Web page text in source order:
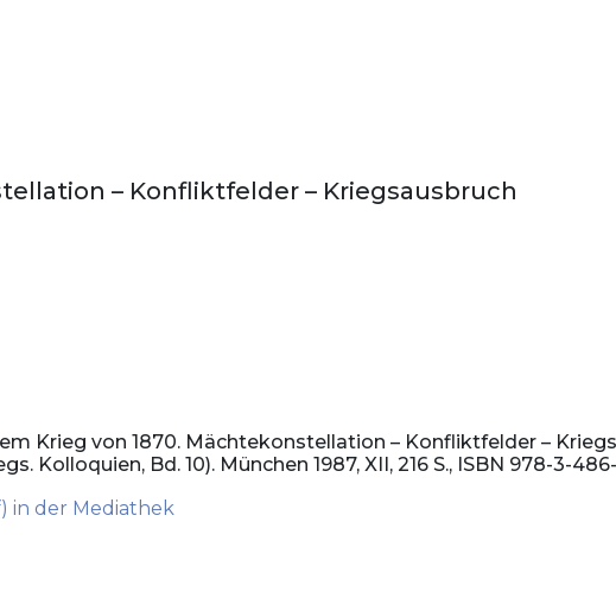
– Konfliktfelder – Kriegsausbruch
Krieg von 1870. Mächtekonstellation – Konfliktfelder –
Kolloquien, Bd. 10). München 1987, XII, 216 S., ISBN 978-3-486-
in der Mediathek